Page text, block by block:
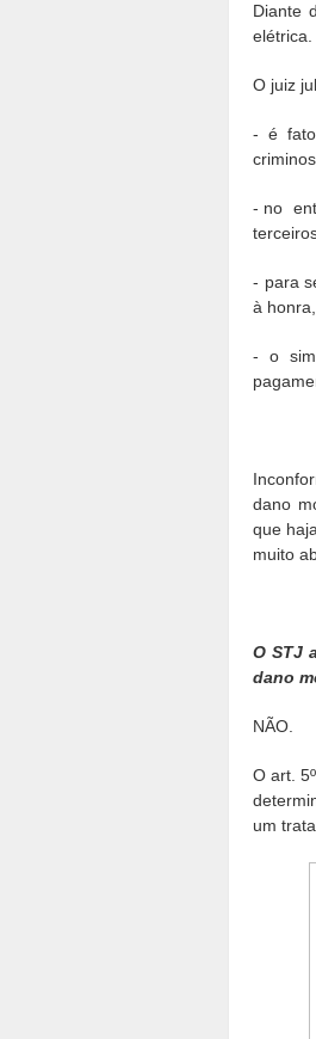
Diante
elétrica.
O juiz
- é fato
- no
- para
à
- o
dano
que
muito
O STJ
dano
NÃO.
O art.
um